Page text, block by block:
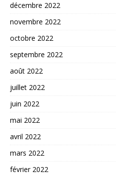
décembre 2022
novembre 2022
octobre 2022
septembre 2022
août 2022
juillet 2022
juin 2022
mai 2022
avril 2022
mars 2022
février 2022